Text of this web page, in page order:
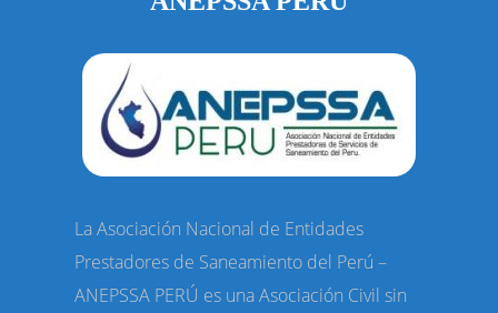
La Asociación Nacional de Entidades
Prestadores de Saneamiento del Perú –
ANEPSSA PERÚ es una Asociación Civil sin